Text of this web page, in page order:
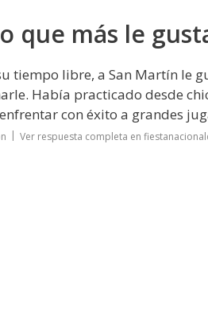
que más le
tiempo libre, a San Martín le
Había practicado desde
con éxito a grandes
Ver respuesta completa en